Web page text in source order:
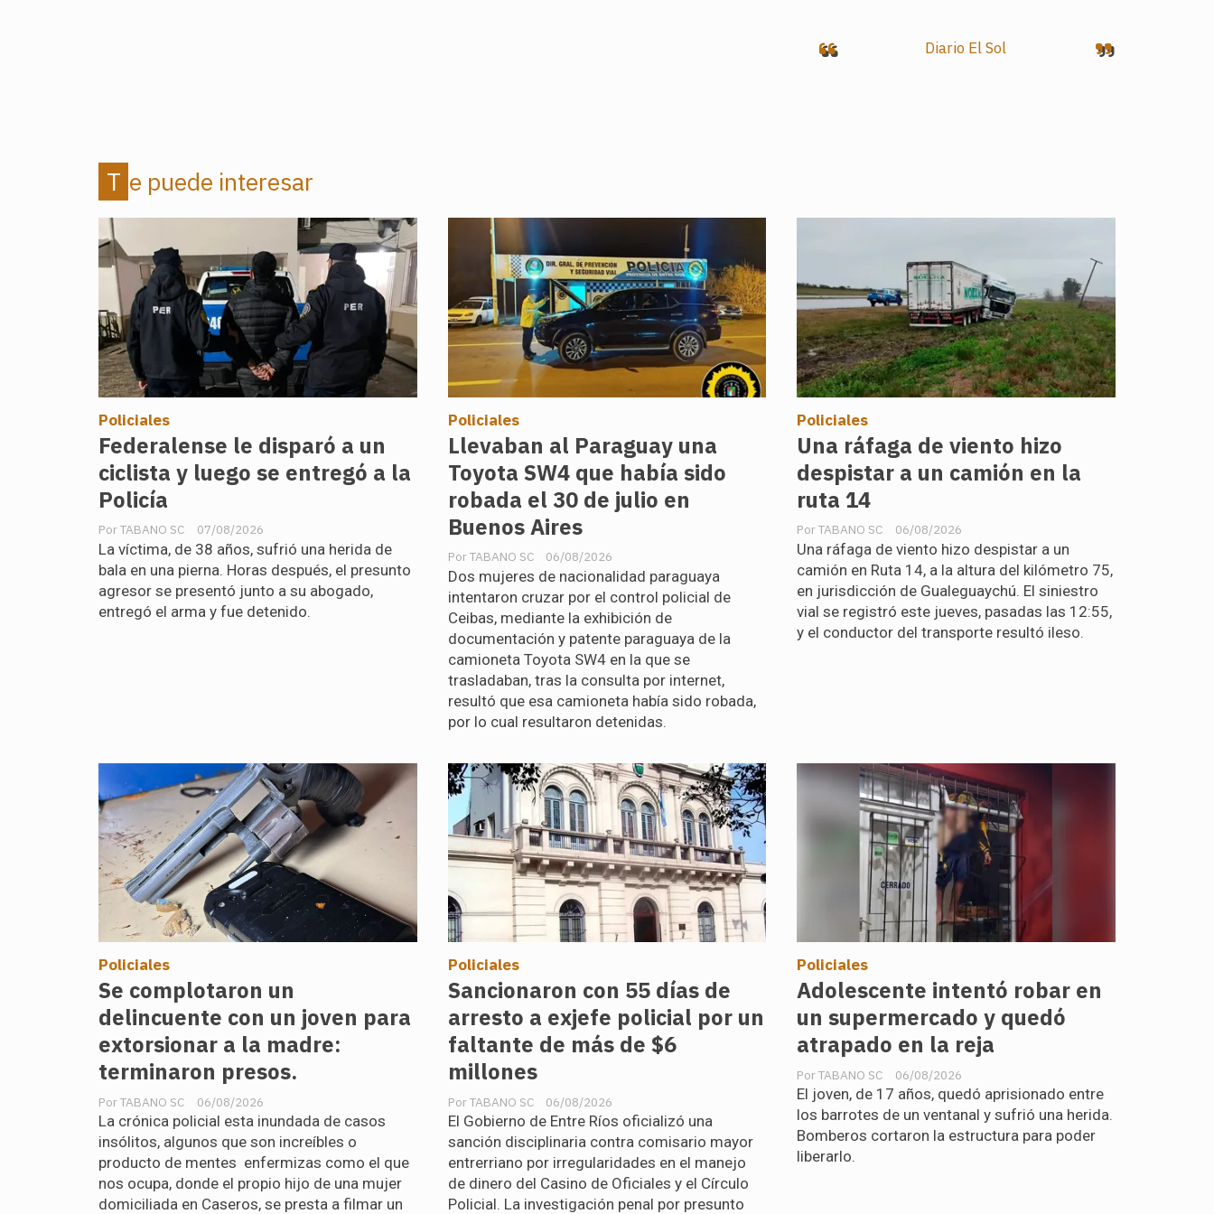
Te puede interesar
Federalense le disparó a un
ciclista y luego se entregó a la
Policía
TABANO SC
Policiales
07/08/2026
La víctima, de 38 años, sufrió una herida de
bala en una pierna. Horas después, el presunto
agresor se presentó junto a su abogado,
entregó el arma y fue detenido.
Llevaban al Paraguay una
Toyota SW4 que había sido
robada el 30 de julio en
Buenos Aires
TABANO SC
Policiales
06/08/2026
Dos mujeres de nacionalidad paraguaya
intentaron cruzar por el control policial de
Ceibas, mediante la exhibición de
documentación y patente paraguaya de la
camioneta Toyota SW4 en la que se
trasladaban, tras la consulta por internet,
resultó que esa camioneta había sido robada,
por lo cual resultaron detenidas.
Una ráfaga de viento hizo
despistar a un camión en la
ruta 14
TABANO SC
Policiales
06/08/2026
Una ráfaga de viento hizo despistar a un
camión en Ruta 14, a la altura del kilómetro 75,
en jurisdicción de Gualeguaychú. El siniestro
vial se registró este jueves, pasadas las 12:55,
y el conductor del transporte resultó ileso.
Se complotaron un
delincuente con un joven para
extorsionar a la madre:
terminaron presos.
TABANO SC
Policiales
06/08/2026
La crónica policial esta inundada de casos
insólitos, algunos que son increíbles o
producto de mentes enfermizas como el que
nos ocupa, donde el propio hijo de una mujer
domiciliada en Caseros, se presta a filmar un
Sancionaron con 55 días de
arresto a exjefe policial por un
faltante de más de $6
millones
TABANO SC
Policiales
06/08/2026
El Gobierno de Entre Ríos oficializó una
sanción disciplinaria contra comisario mayor
entrerriano por irregularidades en el manejo
de dinero del Casino de Oficiales y el Círculo
Policial. La investigación penal por presunto
Adolescente intentó robar en
un supermercado y quedó
atrapado en la reja
TABANO SC
Policiales
06/08/2026
El joven, de 17 años, quedó aprisionado entre
los barrotes de un ventanal y sufrió una herida.
Bomberos cortaron la estructura para poder
liberarlo.
Diario El Sol